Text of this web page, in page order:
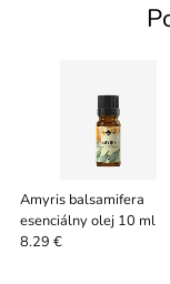
Amyris balsamifera
esenciálny olej 10 ml
8.29 €